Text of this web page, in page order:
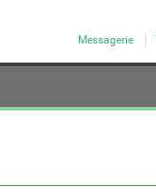
Messagerie